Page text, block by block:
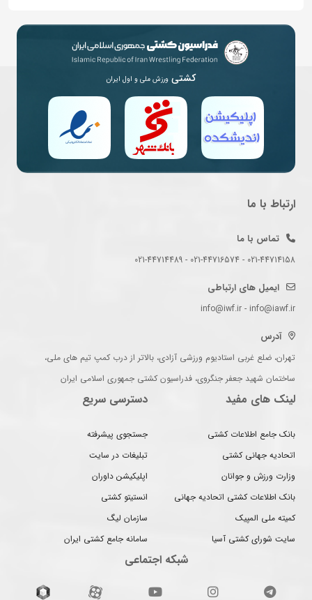
کشتی ورزش ملی و اول ایران
ارتباط با ما
تماس با ما
021-44714158 - 021-44716574 - 021-44714489
ایمیل های ارتباطی
info@iwf.ir - info@iawf.ir
آدرس
تهران، ضلع غربی استادیوم ورزشی آزادی، بالاتر از درب کمپ تیم های ملی،
ساختمان شهید جعفر جنگروی، فدراسیون کشتی جمهوری اسلامی ایران
لینک های مفید
بانک جامع اطلاعات کشتی
اتحادیه جهانی کشتی
وزارت ورزش و جوانان
بانک اطلاعات کشتی اتحادیه جهانی
کمیته ملی المپیک
سایت شورای کشتی آسیا
دسترسی سریع
جستجوی پیشرفته
تبلیغات در سایت
اپلیکیشن داوران
انستیتو کشتی
سازمان لیگ
سامانه جامع کشتی ایران
شبکه اجتماعی